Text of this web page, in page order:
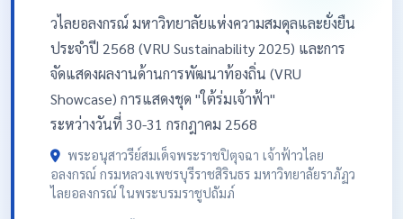
วไลยอลงกรณ์ มหาวิทยาลัยแห่งความสมดุลและยั่งยืน
ประจำปี 2568 (VRU Sustainability 2025) และการ
จัดแสดงผลงานด้านการพัฒนาท้องถิ่น (VRU
Showcase) การแสดงชุด "ใต้ร่มเจ้าฟ้า"
ระหว่างวันที่ 30-31 กรกฎาคม 2568
พระอนุสาวรีย์สมเด็จพระราชปิตุจฉา เจ้าฟ้าวไลย
อลงกรณ์ กรมหลวงเพชรบุรีราชสิรินธร มหาวิทยาลัยราภัฏว
ไลยอลงกรณ์ ในพระบรมราชูปถัมภ์